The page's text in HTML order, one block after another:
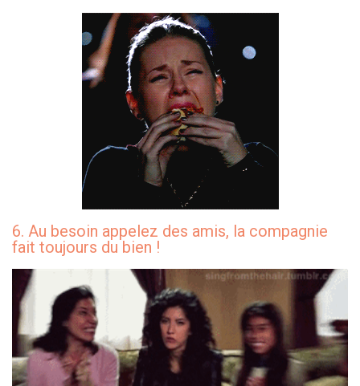
6. Au besoin appelez des amis, la compagnie
fait toujours du bien !